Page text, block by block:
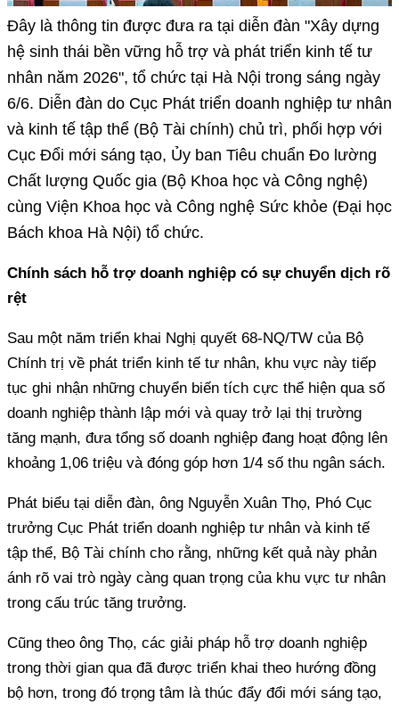
Đây là thông tin được đưa ra tại diễn đàn "Xây dựng
hệ sinh thái bền vững hỗ trợ và phát triển kinh tế tư
nhân năm 2026", tổ chức tại Hà Nội trong sáng ngày
6/6. Diễn đàn do Cục Phát triển doanh nghiệp tư nhân
và kinh tế tập thể (Bộ Tài chính) chủ trì, phối hợp với
Cục Đổi mới sáng tạo, Ủy ban Tiêu chuẩn Đo lường
Chất lượng Quốc gia (Bộ Khoa học và Công nghệ)
cùng Viện Khoa học và Công nghệ Sức khỏe (Đại học
Bách khoa Hà Nội) tổ chức.
Chính sách hỗ trợ doanh nghiệp có sự chuyển dịch rõ
rệt
Sau một năm triển khai Nghị quyết 68-NQ/TW của Bộ
Chính trị về phát triển kinh tế tư nhân, khu vực này tiếp
tục ghi nhận những chuyển biến tích cực thể hiện qua số
doanh nghiệp thành lập mới và quay trở lại thị trường
tăng mạnh, đưa tổng số doanh nghiệp đang hoạt động lên
khoảng 1,06 triệu và đóng góp hơn 1/4 số thu ngân sách.
Phát biểu tại diễn đàn, ông Nguyễn Xuân Thọ, Phó Cục
trưởng Cục Phát triển doanh nghiệp tư nhân và kinh tế
tập thể, Bộ Tài chính cho rằng, những kết quả này phản
ánh rõ vai trò ngày càng quan trọng của khu vực tư nhân
trong cấu trúc tăng trưởng.
Cũng theo ông Thọ, các giải pháp hỗ trợ doanh nghiệp
trong thời gian qua đã được triển khai theo hướng đồng
bộ hơn, trong đó trọng tâm là thúc đẩy đổi mới sáng tạo,